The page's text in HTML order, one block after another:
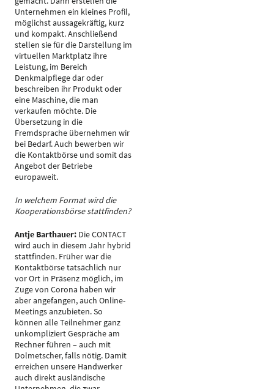
Unternehmen ein kleines Profil,
möglichst aussagekräftig, kurz
und kompakt. Anschließend
stellen sie für die Darstellung im
virtuellen Marktplatz ihre
Leistung, im Bereich
Denkmalpflege dar oder
beschreiben ihr Produkt oder
eine Maschine, die man
verkaufen möchte. Die
Übersetzung in die
Fremdsprache übernehmen wir
bei Bedarf. Auch bewerben wir
die Kontaktbörse und somit das
Angebot der Betriebe
europaweit.
In welchem Format wird die
Kooperationsbörse stattfinden?
Antje Barthauer: Die CONTACT
wird auch in diesem Jahr hybrid
stattfinden. Früher war die
Kontaktbörse tatsächlich nur
vor Ort in Präsenz möglich, im
Zuge von Corona haben wir
aber angefangen, auch Online-
Meetings anzubieten. So
können alle Teilnehmer ganz
unkompliziert Gespräche am
Rechner führen – auch mit
Dolmetscher, falls nötig. Damit
erreichen unsere Handwerker
auch direkt ausländische